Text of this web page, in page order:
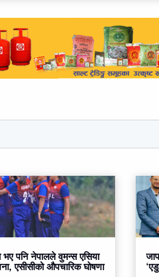
पनि नेपालले वुमन्स एसिया
एसीसीको औपचारिक घोषणा